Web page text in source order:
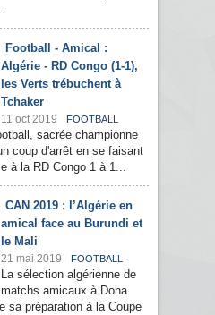
Football - Amical :
Algérie - RD Congo (1-1),
les Verts trébuchent à
Tchaker
11 oct 2019 FOOTBALL
sacrée championne
coup d'arrêt en se faisant
à la RD Congo 1 à 1...
CAN 2019 : l’Algérie en
amical face au Burundi et
le Mali
21 mai 2019 FOOTBALL
La sélection algérienne de
amicaux à Doha
sa préparation à la Coupe